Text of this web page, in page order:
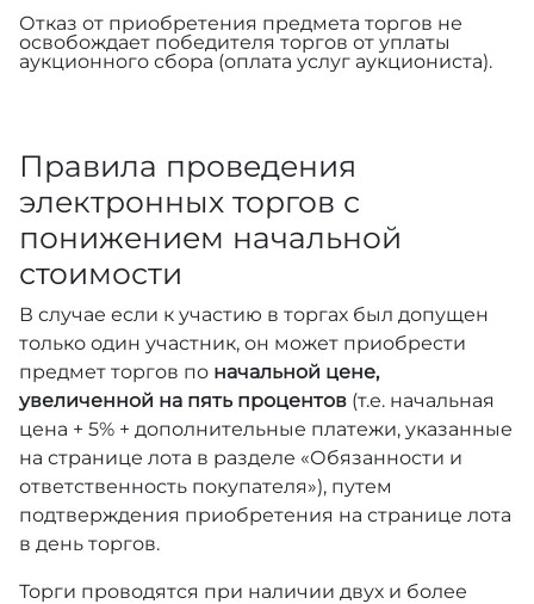
Отказ от приобретения предмета торгов не
освобождает победителя торгов от уплаты
аукционного сбора (оплата услуг аукциониста).
Правила проведения
электронных торгов с
понижением начальной
стоимости
В случае если к участию в торгах был допущен
только один участник, он может приобрести
предмет торгов по начальной цене,
увеличенной на пять процентов (т.е. начальная
цена + 5% + дополнительные платежи, указанные
на странице лота в разделе «Обязанности и
ответственность покупателя»), путем
подтверждения приобретения на странице лота
в день торгов.
Торги проводятся при наличии двух и более